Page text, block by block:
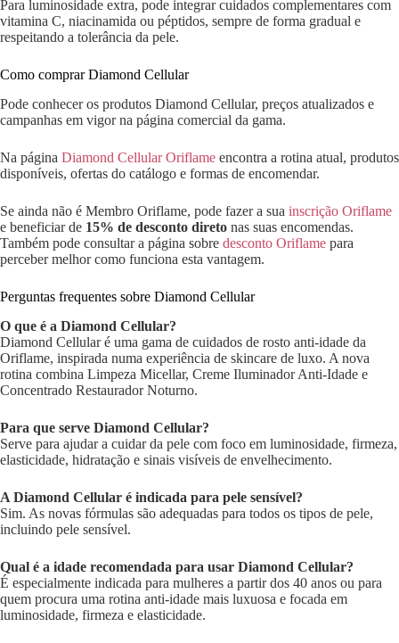
Para luminosidade extra, pode integrar cuidados complementares com
vitamina C, niacinamida ou péptidos, sempre de forma gradual e
respeitando a tolerância da pele.
Como comprar Diamond Cellular
Pode conhecer os produtos Diamond Cellular, preços atualizados e
campanhas em vigor na página comercial da gama.
Na página Diamond Cellular Oriflame encontra a rotina atual, produtos
disponíveis, ofertas do catálogo e formas de encomendar.
Se ainda não é Membro Oriflame, pode fazer a sua inscrição Oriflame
e beneficiar de 15% de desconto direto nas suas encomendas.
Também pode consultar a página sobre desconto Oriflame para
perceber melhor como funciona esta vantagem.
Perguntas frequentes sobre Diamond Cellular
O que é a Diamond Cellular?
Diamond Cellular é uma gama de cuidados de rosto anti-idade da
Oriflame, inspirada numa experiência de skincare de luxo. A nova
rotina combina Limpeza Micellar, Creme Iluminador Anti-Idade e
Concentrado Restaurador Noturno.
Para que serve Diamond Cellular?
Serve para ajudar a cuidar da pele com foco em luminosidade, firmeza,
elasticidade, hidratação e sinais visíveis de envelhecimento.
A Diamond Cellular é indicada para pele sensível?
Sim. As novas fórmulas são adequadas para todos os tipos de pele,
incluindo pele sensível.
Qual é a idade recomendada para usar Diamond Cellular?
É especialmente indicada para mulheres a partir dos 40 anos ou para
quem procura uma rotina anti-idade mais luxuosa e focada em
luminosidade, firmeza e elasticidade.